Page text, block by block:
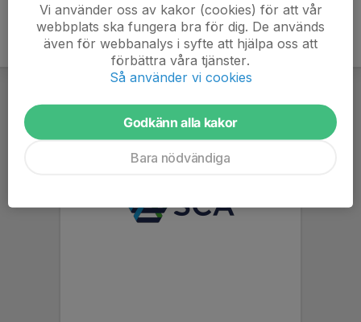
Vi använder oss av kakor (cookies) för att vår
webbplats ska fungera bra för dig. De används
även för webbanalys i syfte att hjälpa oss att
förbättra våra tjänster.
Så använder vi cookies
Godkänn alla kakor
Bara nödvändiga